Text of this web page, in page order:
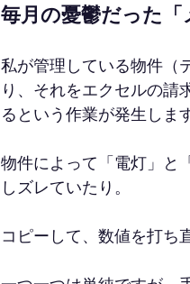
毎月の憂鬱だった「
私が管理している物件（
り、それをエクセルの請
るという作業が発生します
物件によって「電灯」と
しズレていたり。
コピーして、数値を打ち